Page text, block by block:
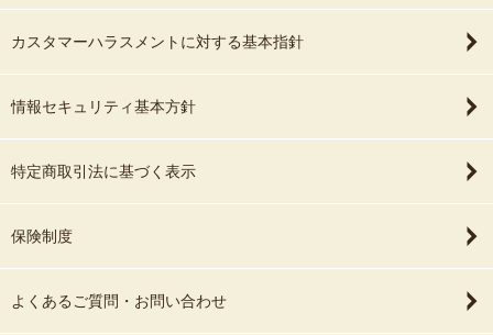
カスタマーハラスメントに対する基本指針
情報セキュリティ基本方針
特定商取引法に基づく表示
保険制度
よくあるご質問・お問い合わせ